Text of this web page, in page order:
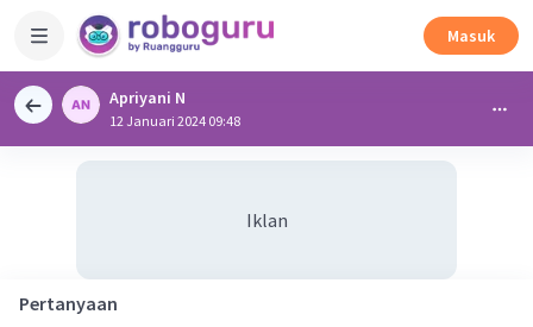
Masuk
Apriyani N
12 Januari 2024 09:48
Iklan
Pertanyaan